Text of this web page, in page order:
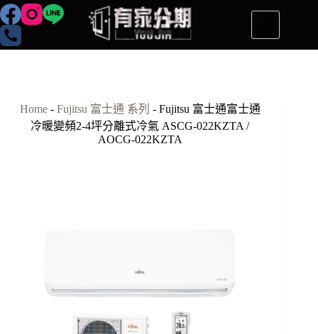
跳
至
主
Home- Fujitsu 富士通 系列 - Fujitsu 富士通富士通
冷暖變頻2-4坪分離式冷氣 ASCG-022KZTA /
AOCG-022KZTA